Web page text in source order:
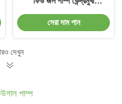
রাসায়নিক পাম্প
সেরা দাম পান
দেখুন
পাম্প